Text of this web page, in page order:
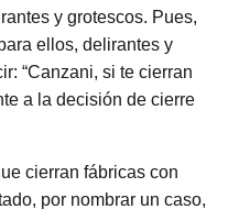
y grotescos. Pues,
ellos, delirantes y
“Canzani, si te cierran
a la decisión de cierre
cierran fábricas con
por nombrar un caso,